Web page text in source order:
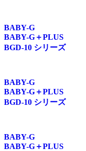
BABY-G
BABY-G＋PLUS
BGD-10 シリーズ
BABY-G
BABY-G＋PLUS
BGD-10 シリーズ
BABY-G
BABY-G＋PLUS